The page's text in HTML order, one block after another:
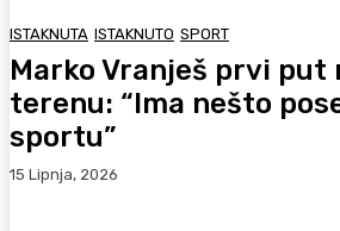
ISTAKNUTA ISTAKNUTO SPORT
Marko Vranješ prvi put
terenu: “Ima nešto
sportu”
15 Lipnja, 2026